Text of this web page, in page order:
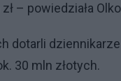
– powiedziała
dotarli
30 mln złotych.